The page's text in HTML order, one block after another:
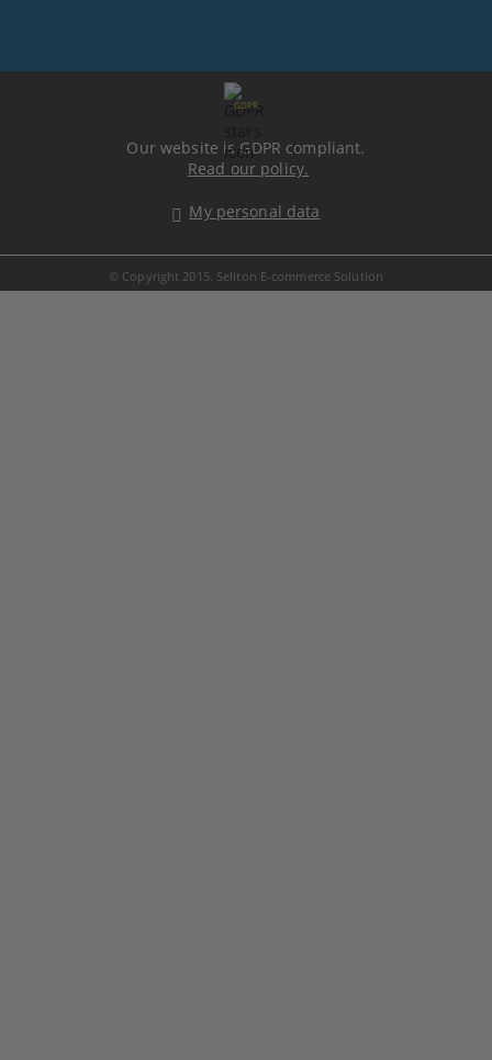
GDPR
Our website is GDPR compliant.
Read our policy.
My personal data
© Copyright 2015. Seliton E-commerce Solution